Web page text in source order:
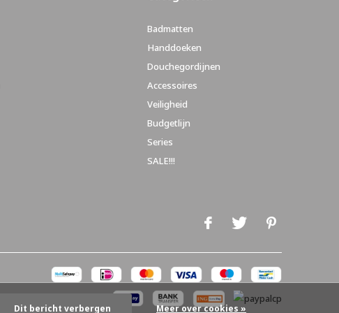
Badmatten
Handdoeken
Douchegordijnen
Accessoires
Veiligheid
Budgetlijn
Series
SALE!!!
Dit bericht verbergen Meer over cookies »